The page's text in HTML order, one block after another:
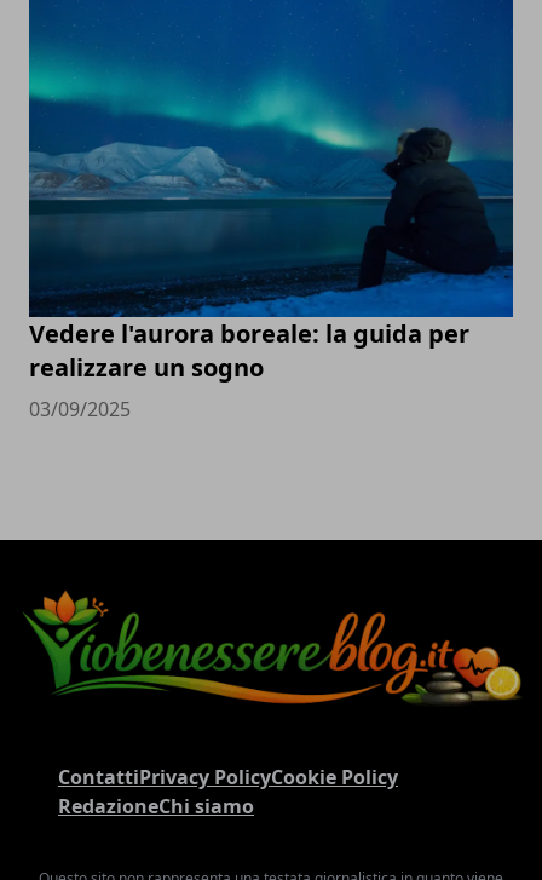
Vedere l'aurora boreale: la guida per
realizzare un sogno
03/09/2025
ContattiPrivacy PolicyCookie Policy
RedazioneChi siamo